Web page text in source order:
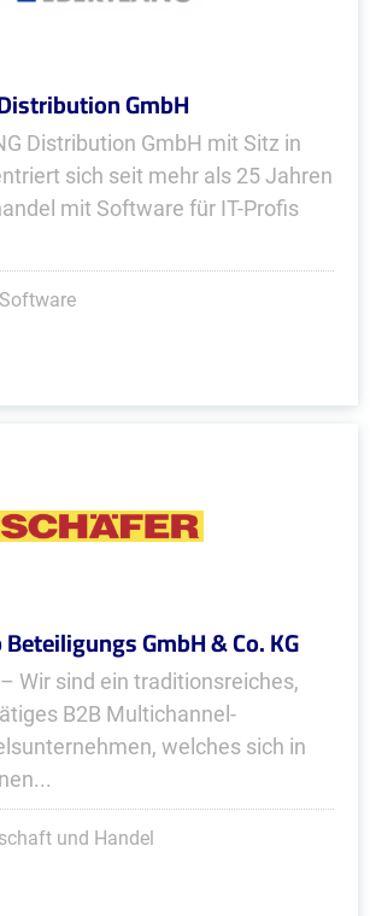
GmbH
Distribution GmbH mit Sitz in
sich seit mehr als 25 Jahren
mit Software für IT-Profis
GmbH & Co. KG
Wir sind ein traditionsreiches,
B2B Multichannel-
welches sich in
und Handel